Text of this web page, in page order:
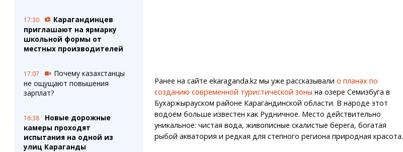
17:30
Карагандинцев
приглашают на ярмарку
школьной формы от
местных производителей
17:07
Почему казахстанцы
не ощущают повышения
зарплат?
16:38
Новые дорожные
камеры проходят
испытания на одной из
улиц Караганды
Ранее на сайте ekaraganda.kz мы уже рассказывали о планах по
созданию современной туристической зоны на озере Семизбуга в
Бухаржырауском районе Карагандинской области. В народе этот
водоём больше известен как Рудничное. Место действительно
уникальное: чистая вода, живописные скалистые берега, богатая
рыбой акватория и редкая для степного региона природная красота.